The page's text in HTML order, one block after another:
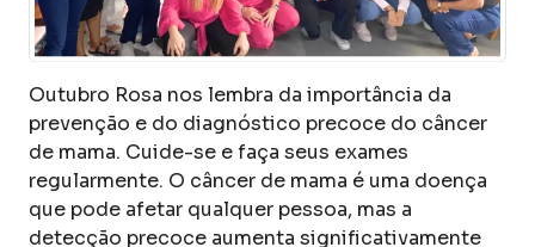
Outubro Rosa nos lembra da importância da
prevenção e do diagnóstico precoce do câncer
de mama. Cuide-se e faça seus exames
regularmente. O câncer de mama é uma doença
que pode afetar qualquer pessoa, mas a
detecção precoce aumenta significativamente